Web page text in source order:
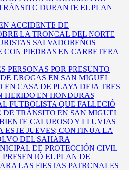
DURANTE EL PLAN
ACCIDENTE DE
LA TRONCAL DEL NORTE
SALVADOREÑOS
CON PIEDRAS EN CARRETERA
PERSONAS POR PRESUNTO
DROGAS EN SAN MIGUEL
EN CASA DE PLAYA DEJA TRES
HERIDO EN HONDURAS
FUTBOLISTA QUE FALLECIÓ
DE TRÁNSITO EN SAN MIGUEL
CALUROSO Y LLUVIAS
ESTE JUEVES; CONTINÚA LA
DEL SAHARA
DE PROTECCIÓN CIVIL
EL PLAN DE
LAS FIESTAS PATRONALES